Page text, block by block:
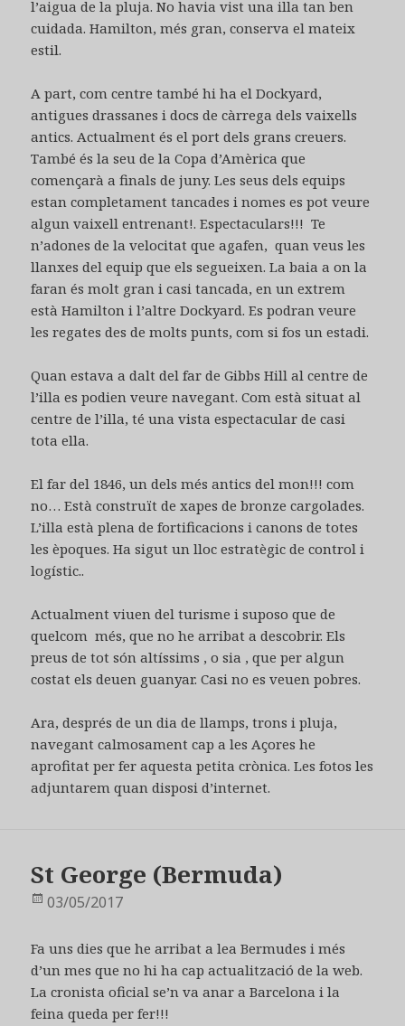
l’aigua de la pluja. No havia vist una illa tan ben
cuidada. Hamilton, més gran, conserva el mateix
estil.
A part, com centre també hi ha el Dockyard,
antigues drassanes i docs de càrrega dels vaixells
antics. Actualment és el port dels grans creuers.
També és la seu de la Copa d’Amèrica que
començarà a finals de juny. Les seus dels equips
estan completament tancades i nomes es pot veure
algun vaixell entrenant!. Espectaculars!!! Te
n’adones de la velocitat que agafen, quan veus les
llanxes del equip que els segueixen. La baia a on la
faran és molt gran i casi tancada, en un extrem
està Hamilton i l’altre Dockyard. Es podran veure
les regates des de molts punts, com si fos un estadi.
Quan estava a dalt del far de Gibbs Hill al centre de
l’illa es podien veure navegant. Com està situat al
centre de l’illa, té una vista espectacular de casi
tota ella.
El far del 1846, un dels més antics del mon!!! com
no… Està construït de xapes de bronze cargolades.
L’illa està plena de fortificacions i canons de totes
les èpoques. Ha sigut un lloc estratègic de control i
logístic..
Actualment viuen del turisme i suposo que de
quelcom més, que no he arribat a descobrir. Els
preus de tot són altíssims , o sia , que per algun
costat els deuen guanyar. Casi no es veuen pobres.
Ara, després de un dia de llamps, trons i pluja,
navegant calmosament cap a les Açores he
aprofitat per fer aquesta petita crònica. Les fotos les
adjuntarem quan disposi d’internet.
St George (Bermuda)
Publicat
03/05/2017
Fa uns dies que he arribat a lea Bermudes i més
d’un mes que no hi ha cap actualització de la web.
La cronista oficial se’n va anar a Barcelona i la
feina queda per fer!!!